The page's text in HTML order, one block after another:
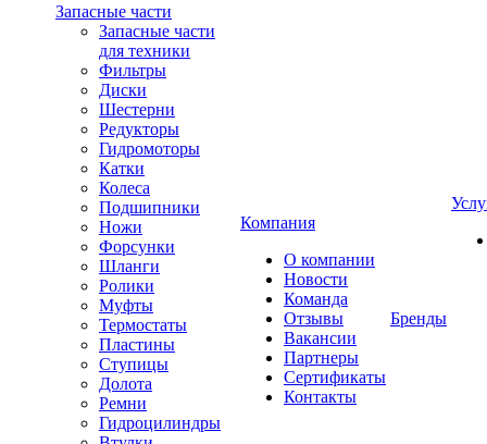
Запасные части
Запасные части
для техники
Фильтры
Диски
Шестерни
Редукторы
Гидромоторы
Катки
Колеса
Подшипники
Ножи
Форсунки
Шланги
Ролики
Муфты
Термостаты
Пластины
Ступицы
Долота
Ремни
Гидроцилиндры
Компания
О компании
Новости
Команда
Отзывы
Вакансии
Партнеры
Сертификаты
Контакты
Бренды